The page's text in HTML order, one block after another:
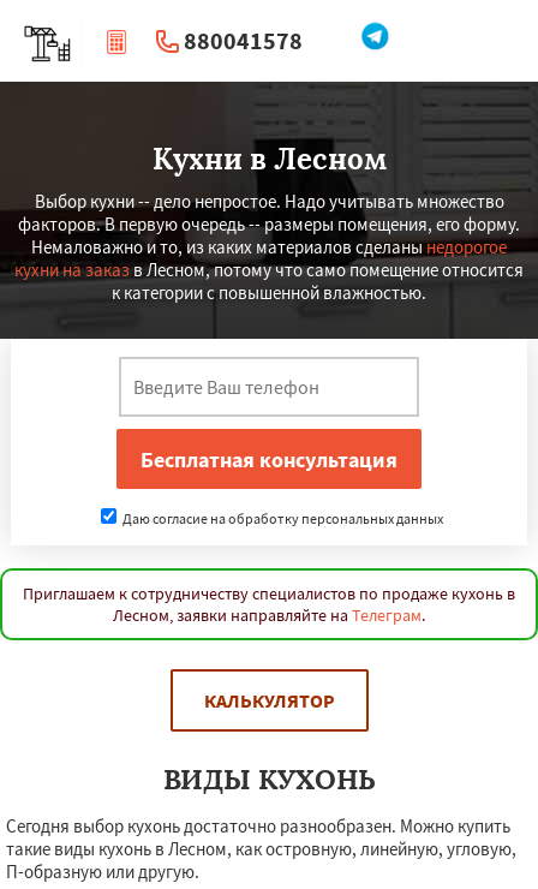
880041578
| Перезвоните мне
Кухни в Лесном
Выбор кухни -- дело непростое. Надо учитывать множество
факторов. В первую очередь -- размеры помещения, его форму.
Немаловажно и то, из каких материалов сделанынедорогое
кухни на заказв Лесном, потому что само помещение относится
к категории с повышенной влажностью.
Даю согласие на обработку персональных данных
Приглашаем к сотрудничеству специалистов по продаже кухонь в
Лесном, заявки направляйте на Телеграм.
КАЛЬКУЛЯТОР
ВИДЫ КУХОНЬ
Сегодня выбор кухонь достаточно разнообразен. Можно купить
такие виды кухонь в Лесном, как островную, линейную, угловую,
П-образную или другую.